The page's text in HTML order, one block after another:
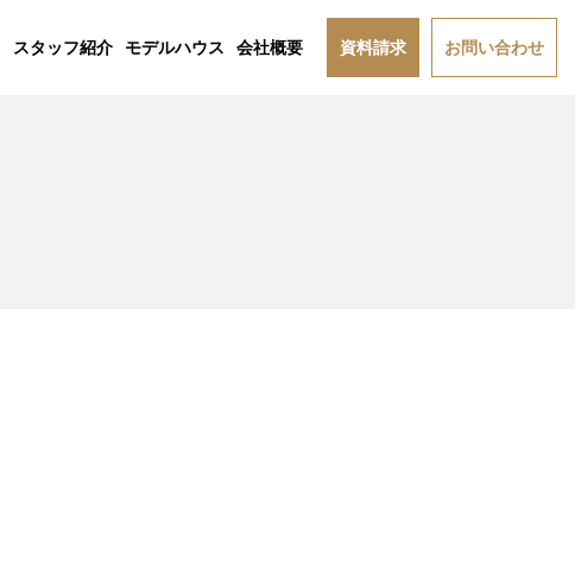
スタッフ紹介 モデルハウス 会社概要 資料請求 お問い合わせ